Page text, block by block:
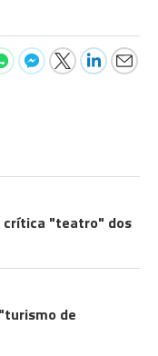
crítica "teatro" dos
de